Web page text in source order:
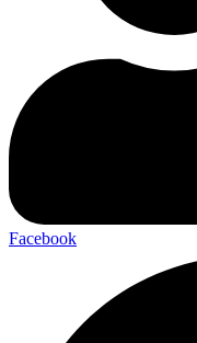
Facebook